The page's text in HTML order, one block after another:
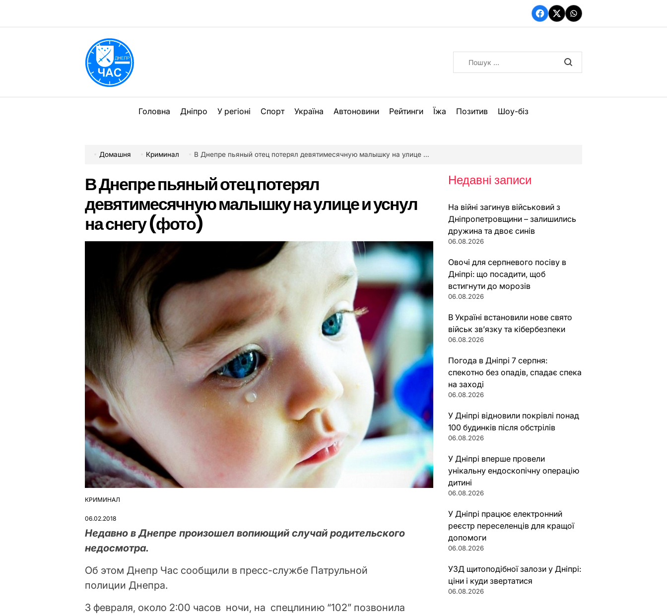
вмісту
Facebook
TwitterWhatsApp
Головна Дніпро У регіоні Спорт Україна Автоновини Рейтинги Їжа Позитив Шоу-біз
Домашня Криминал В Днепре пьяный отец потерял девятимесячную малышку на улице и уснул на снегу (фото)
В Днепре пьяный отец потерял
девятимесячную малышку на улице и уснул
на снегу (фото)
ОПУБЛІКУВАТИ
КРИМИНАЛ
06.02.2018
Недавно в Днепре произошел вопиющий случай родительского
недосмотра.
Об этом Днепр Час сообщили в пресс-службе Патрульной
полиции Днепра.
3 февраля, около 2:00 часов ночи, на спецлинию “102” позвонила
Недавні записи
На війні загинув військовий з
Дніпропетровщини – залишились
дружина та двоє синів
06.08.2026
Овочі для серпневого посіву в
Дніпрі: що посадити, щоб
встигнути до морозів
06.08.2026
В Україні встановили нове свято
військ зв’язку та кібербезпеки
06.08.2026
Погода в Дніпрі 7 серпня:
спекотно без опадів, спадає спека
на заході
06.08.2026
У Дніпрі відновили покрівлі понад
100 будинків після обстрілів
06.08.2026
У Дніпрі вперше провели
унікальну ендоскопічну операцію
дитині
06.08.2026
У Дніпрі працює електронний
реєстр переселенців для кращої
допомоги
06.08.2026
УЗД щитоподібної залози у Дніпрі:
ціни і куди звертатися
06.08.2026